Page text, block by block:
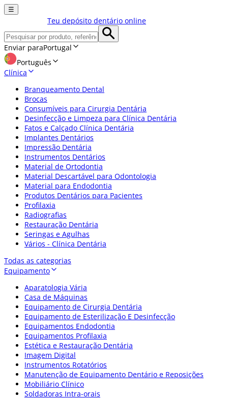
☰
Teu depósito dentário online
Enviar paraPortugal
Português
Clínica
Branqueamento Dental
Brocas
Consumíveis para Cirurgia Dentária
Desinfecção e Limpeza para Clínica Dentária
Fatos e Calçado Clínica Dentária
Implantes Dentários
Impressão Dentária
Instrumentos Dentários
Material de Ortodontia
Material Descartável para Odontologia
Material para Endodontia
Produtos Dentários para Pacientes
Profilaxia
Radiografias
Restauração Dentária
Seringas e Agulhas
Vários - Clínica Dentária
Todas as categorias
Equipamento
Aparatologia Vária
Casa de Máquinas
Equipamento de Cirurgia Dentária
Equipamento de Esterilização E Desinfecção
Equipamentos Endodontia
Equipamentos Profilaxia
Estética e Restauração Dentária
Imagem Digital
Instrumentos Rotatórios
Manutenção de Equipamento Dentário e Reposições
Mobiliário Clínico
Soldadoras Intra-orais